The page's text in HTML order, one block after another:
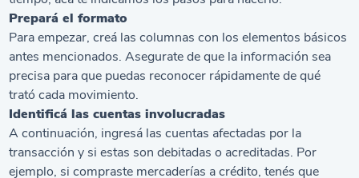
Prepará el formato
Para empezar, creá las columnas con los elementos básicos
antes mencionados. Asegurate de que la información sea
precisa para que puedas reconocer rápidamente de qué
trató cada movimiento.
Identificá las cuentas involucradas
A continuación, ingresá las cuentas afectadas por la
transacción y si estas son debitadas o acreditadas. Por
ejemplo, si compraste mercaderías a crédito, tenés que